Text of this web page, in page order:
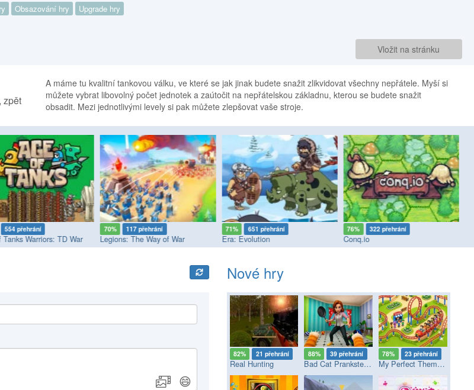
Obsazování hry Upgrade hry
Vložit na stránku
zpět
A máme tu kvalitní tankovou válku, ve které se jak jinak budete snažit zlikvidovat všechny nepřátele. Myší si
můžete vybrat libovolný počet jednotek a zaútočit na nepřátelskou základnu, kterou se budete snažit
obsadit. Mezi jednotlivými levely si pak můžete zlepšovat vaše stroje.
554 přehrání
Warriors: TD War
70% 117 přehrání
Legions: The Way of War
71% 651 přehrání
Era: Evolution
76% 322 přehrání
Conq.io
😄
Nové hry
82% 21 přehrání
Real Hunting
88% 39 přehrání
Bad Cat Prankster - Mom’s Return
78% 23 přehrání
My Perfect Theme Park